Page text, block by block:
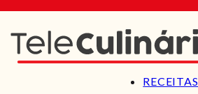
RECEITAS